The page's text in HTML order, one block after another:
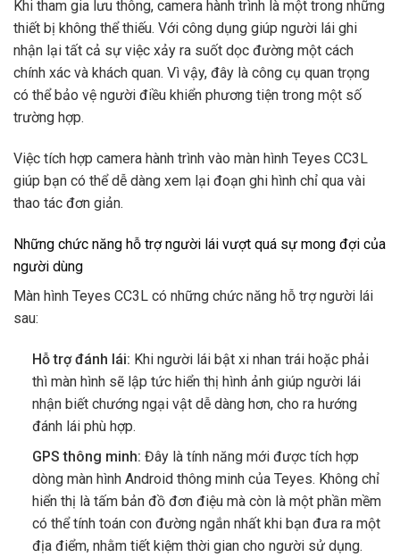
Khi tham gia lưu thông, camera hành trình là một trong những
thiết bị không thể thiếu. Với công dụng giúp người lái ghi
nhận lại tất cả sự việc xảy ra suốt dọc đường một cách
chính xác và khách quan. Vì vậy, đây là công cụ quan trọng
có thể bảo vệ người điều khiển phương tiện trong một số
trường hợp.
Việc tích hợp camera hành trình vào màn hình Teyes CC3L
giúp bạn có thể dễ dàng xem lại đoạn ghi hình chỉ qua vài
thao tác đơn giản.
Những chức năng hỗ trợ người lái vượt quá sự mong đợi của
người dùng
Màn hình Teyes CC3L có những chức năng hỗ trợ người lái
sau:
Hỗ trợ đánh lái: Khi người lái bật xi nhan trái hoặc phải
thì màn hình sẽ lập tức hiển thị hình ảnh giúp người lái
nhận biết chướng ngại vật dễ dàng hơn, cho ra hướng
đánh lái phù hợp.
GPS thông minh: Đây là tính năng mới được tích hợp
dòng màn hình Android thông minh của Teyes. Không chỉ
hiển thị là tấm bản đồ đơn điệu mà còn là một phần mềm
có thể tính toán con đường ngắn nhất khi bạn đưa ra một
địa điểm, nhằm tiết kiệm thời gian cho người sử dụng.